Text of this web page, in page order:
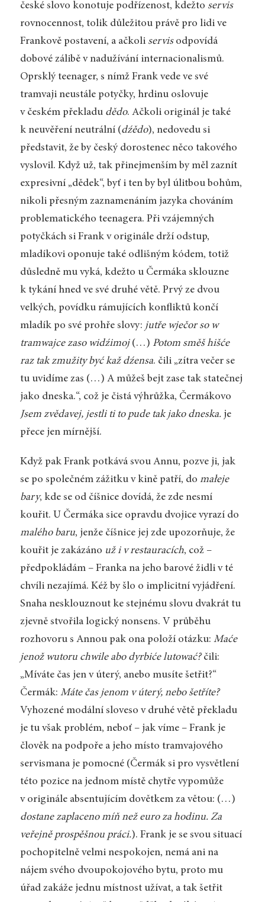
české slovo konotuje podřízenost, kdežto servis
rovnocennost, tolik důležitou právě pro lidi ve
Frankově postavení, a ačkoli servisodpovídá
dobové zálibě v nadužívání internacionalismů.
Oprsklý teenager, s nímž Frank vede ve své
tramvaji neustále potyčky, hrdinu oslovuje
v českém překladu dědo. Ačkoli originál je také
k neuvěření neutrální (dźědo), nedovedu si
představit, že by český dorostenec něco takového
vyslovil. Když už, tak přinejmenším by měl zaznít
expresivní „dědek“, byť i ten by byl úlitbou bohům,
nikoli přesným zaznamenáním jazyka chováním
problematického teenagera. Při vzájemných
potyčkách si Frank v originále drží odstup,
mladíkovi oponuje také odlišným kódem, totiž
důsledně mu vyká, kdežto u Čermáka sklouzne
k tykání hned ve své druhé větě. Prvý ze dvou
velkých, povídku rámujících konfliktů končí
mladík po své prohře slovy: jutře wječor so w
tramwajce zaso widźimoj(…) Potom směš hišće
raz tak zmužity być kaž dźensa. čili „zítra večer se
tu uvidíme zas (…) A můžeš bejt zase tak statečnej
jako dneska.“, což je čistá výhrůžka, Čermákovo
Jsem zvědavej, jestli ti to pude tak jako dneska.je
přece jen mírnější.
Když pak Frank potkává svou Annu, pozve ji, jak
se po společném zážitku v kině patří, do małeje
bary, kde se od číšnice dovídá, že zde nesmí
kouřit. U Čermáka sice opravdu dvojice vyrazí do
malého baru, jenže číšnice jej zde upozorňuje, že
kouřit je zakázáno už i v restauracích, což –
předpokládám – Franka na jeho barové židli v té
chvíli nezajímá. Kéž by šlo o implicitní vyjádření.
Snaha nesklouznout ke stejnému slovu dvakrát tu
zjevně stvořila logický nonsens. V průběhu
rozhovoru s Annou pak ona položí otázku: Maće
jenož wutoru chwile abo dyrbiće lutować?čili:
„Míváte čas jen v úterý, anebo musíte šetřit?“
Čermák: Máte čas jenom v úterý, nebo šetříte?
Vyhozené modální sloveso v druhé větě překladu
je tu však problém, neboť – jak víme – Frank je
člověk na podpoře a jeho místo tramvajového
servismana je pomocné (Čermák si pro vysvětlení
této pozice na jednom místě chytře vypomůže
v originále absentujícím dovětkem za větou: (…)
dostane zaplaceno míň než euro za hodinu. Za
veřejně prospěšnou práci.). Frank je se svou situací
pochopitelně velmi nespokojen, nemá ani na
nájem svého dvoupokojového bytu, proto mu
úřad zakáže jednu místnost užívat, a tak šetřit